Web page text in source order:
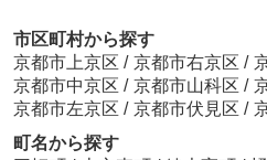
市区町村から探す
京都市上京区 / 京都市右京区 /
京都市中京区 / 京都市山科区 /
京都市左京区 / 京都市伏見区 /
町名から探す